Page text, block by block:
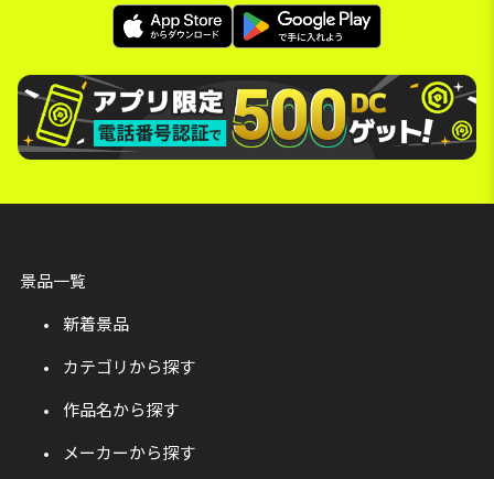
景品一覧
新着景品
カテゴリから探す
作品名から探す
メーカーから探す